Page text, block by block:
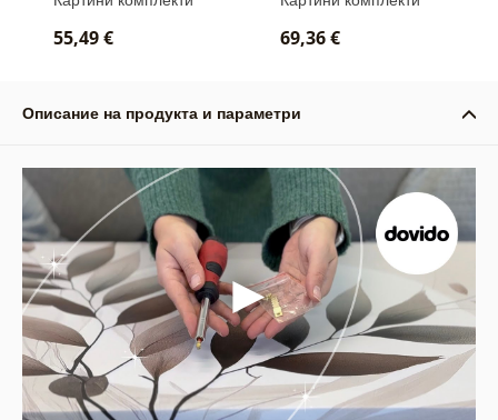
55,49 € 69,36 €
Описание на продукта и параметри